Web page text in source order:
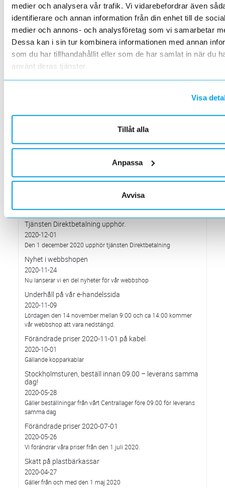
medier och analysera vår trafik. Vi vidarebefordrar även
identifierare och annan information från din enhet till de
medier och annons- och analysföretag som vi samarbetar
Dessa kan i sin tur kombinera informationen med annan
som du har tillhandahållit eller som de har samlat in när du
använt deras tjänster.
Visa
Tillåt alla
Anpassa
Avvisa
2021-02-09
Förändring av funktion.
Få översikt över dina offerter på webben
2021-02-02
Nu kan du som kund snabbt och enkelt få översikt över dina
”Offertfråga”.
Allt fler självskannar i Elektroskandiabutiken!
Förändrade kabelpriser 2021-02-02
Från kl. 17:00 den 11 december till 06:00 den 14 december.
Vi förändrar våra priser från den 5 januari.
Tjänsten Direktbetalning upphör.
2020-12-01
Den 1 december 2020 upphör tjänsten Direktbetalning
Nyhet i webbshopen
2020-11-24
Nu lanserar vi en del nyheter för vår webbshop
Underhåll på vår e-handelssida
2020-11-09
Lördagen den 14 november mellan 9:00 och ca 14:00 kommer
vår webbshop att vara nedstängd.
Förändrade priser 2020-11-01 på kabel
2020-10-01
Gällande kopparkablar
Stockholmsturen, beställ innan 09.00 – leverans samma
dag!
2020-05-28
Gäller beställningar från vårt Centrallager före 09.00 för leverans
samma dag
Förändrade priser 2020-07-01
2020-05-26
Vi förändrar våra priser från den 1 juli 2020.
Skatt på plastbärkassar
2020-04-27
Gäller från och med den 1 maj 2020